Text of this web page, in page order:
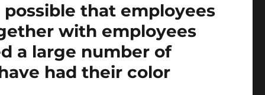
that employees
with employees
a large number of
had their color